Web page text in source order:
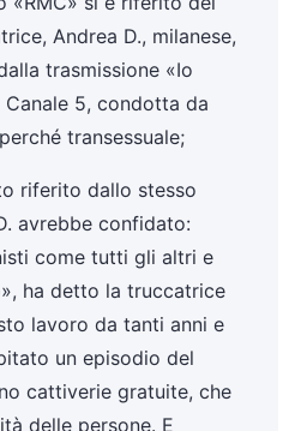
Andrea D., milanese,
trasmissione «Io
5, condotta da
transessuale;
riferito dallo stesso
avrebbe confidato:
come tutti gli altri e
ha detto la truccatrice
lavoro da tanti anni e
un episodio del
cattiverie gratuite, che
delle persone. E